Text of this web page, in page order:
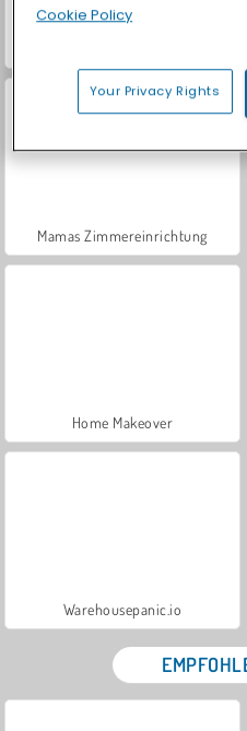
Mamas Zimmereinrichtung
Home Makeover
Warehousepanic.io
Cookie Policy
Your Privacy Rights